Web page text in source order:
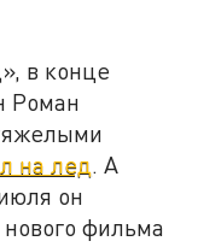
в конце
Роман
на лед. А
он
фильма